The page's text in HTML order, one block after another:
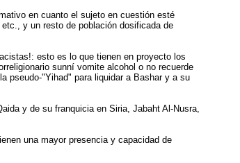
en cuanto el sujeto en cuestión esté
y un resto de población dosificada de
esto es lo que tienen en proyecto los
sunní vomite alcohol o no recuerde
pseudo-"Yihad" para liquidar a Bashar y a su
y de su franquicia en Siria, Jabaht Al-Nusra,
una mayor presencia y capacidad de